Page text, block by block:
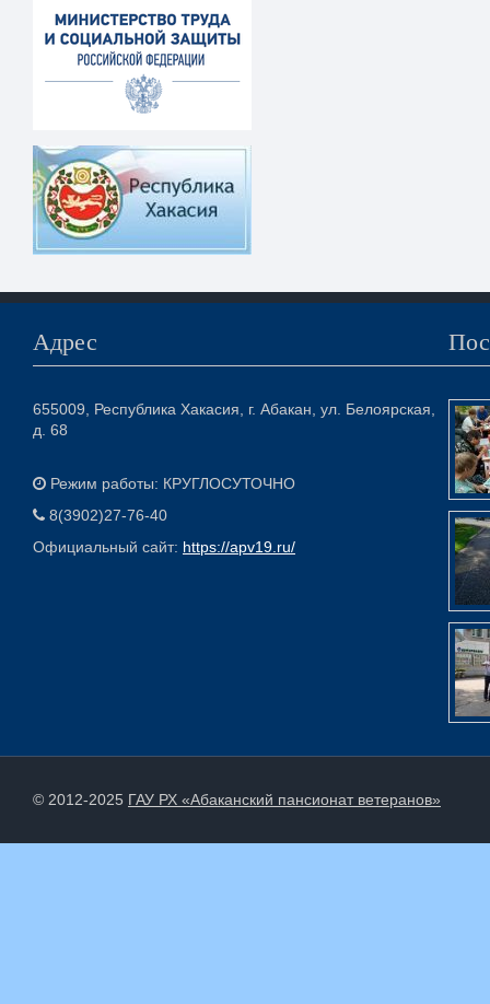
Адрес
655009, Республика Хакасия, г. Абакан, ул. Белоярская,
д. 68
Режим работы: КРУГЛОСУТОЧНО
8(3902)27-76-40
Официальный сайт: https://apv19.ru/
© 2012-2025 ГАУ РХ «Абаканский пансионат ветеранов»